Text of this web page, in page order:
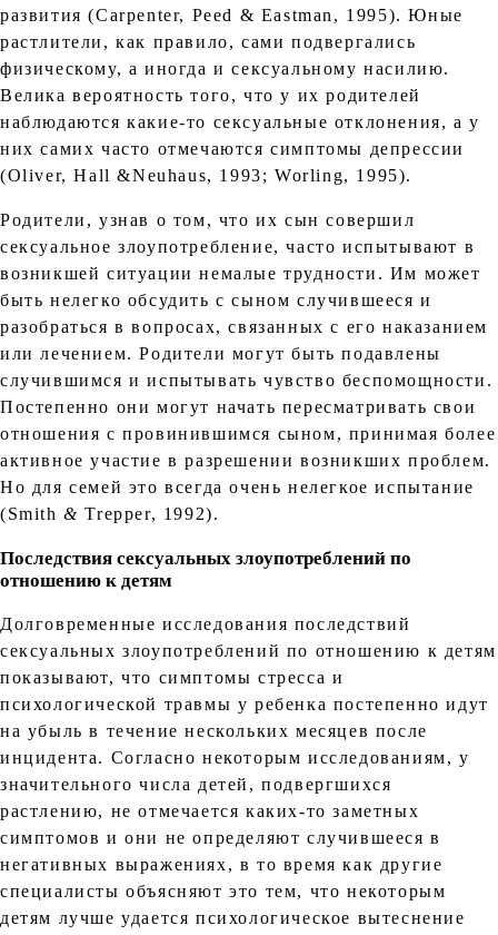
развития (Carpenter, Peed & Eastman, 1995). Юные
растлители, как правило, сами подвергались
физическому, а иногда и сексуальному насилию.
Велика вероятность того, что у их родителей
наблюдаются какие-то сексуальные отклонения, а у
них самих часто отмечаются симптомы депрессии
(Oliver, Hall &Neuhaus, 1993; Worling, 1995).
Родители, узнав о том, что их сын совершил
сексуальное злоупотребление, часто испытывают в
возникшей ситуации немалые трудности. Им может
быть нелегко обсудить с сыном случившееся и
разобраться в вопросах, связанных с его наказанием
или лечением. Родители могут быть подавлены
случившимся и испытывать чувство беспомощности.
Постепенно они могут начать пересматривать свои
отношения с провинившимся сыном, принимая более
активное участие в разрешении возникших проблем.
Но для семей это всегда очень нелегкое испытание
(Smith&Trepper, 1992).
Последствия сексуальных злоупотреблений по
отношению к детям
Долговременные исследования последствий
сексуальных злоупотреблений по отношению к детям
показывают, что симптомы стресса и
психологической травмы у ребенка постепенно идут
на убыль в течение нескольких месяцев после
инцидента. Согласно некоторым исследованиям, у
значительного числа детей, подвергшихся
растлению, не отмечается каких-то заметных
симптомов и они не определяют случившееся в
негативных выражениях, в то время как другие
специалисты объясняют это тем, что некоторым
детям лучше удается психологическое вытеснение